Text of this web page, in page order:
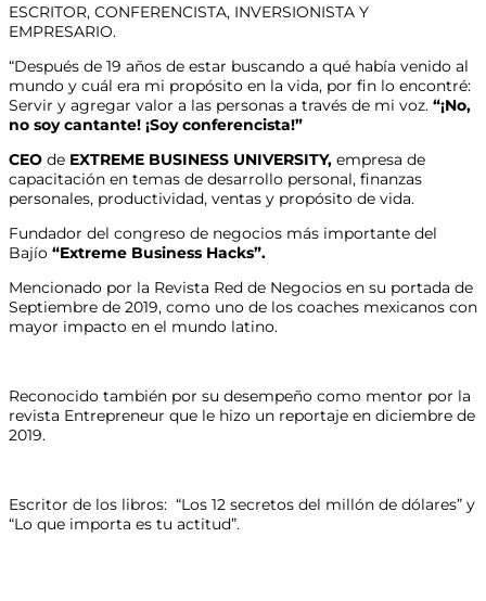
ESCRITOR, CONFERENCISTA, INVERSIONISTA Y
EMPRESARIO.
“Después de 19 años de estar buscando a qué había venido al
mundo y cuál era mi propósito en la vida, por fin lo encontré:
Servir y agregar valor a las personas a través de mi voz. “¡No,
no soy cantante! ¡Soy conferencista!”
CEO de EXTREME BUSINESS UNIVERSITY, empresa de
capacitación en temas de desarrollo personal, finanzas
personales, productividad, ventas y propósito de vida.
Fundador del congreso de negocios más importante del
Bajío “Extreme Business Hacks”.
Mencionado por la Revista Red de Negocios en su portada de
Septiembre de 2019, como uno de los coaches mexicanos con
mayor impacto en el mundo latino.
Reconocido también por su desempeño como mentor por la
revista Entrepreneur que le hizo un reportaje en diciembre de
2019.
Escritor de los libros: “Los 12 secretos del millón de dólares” y
“Lo que importa es tu actitud”.